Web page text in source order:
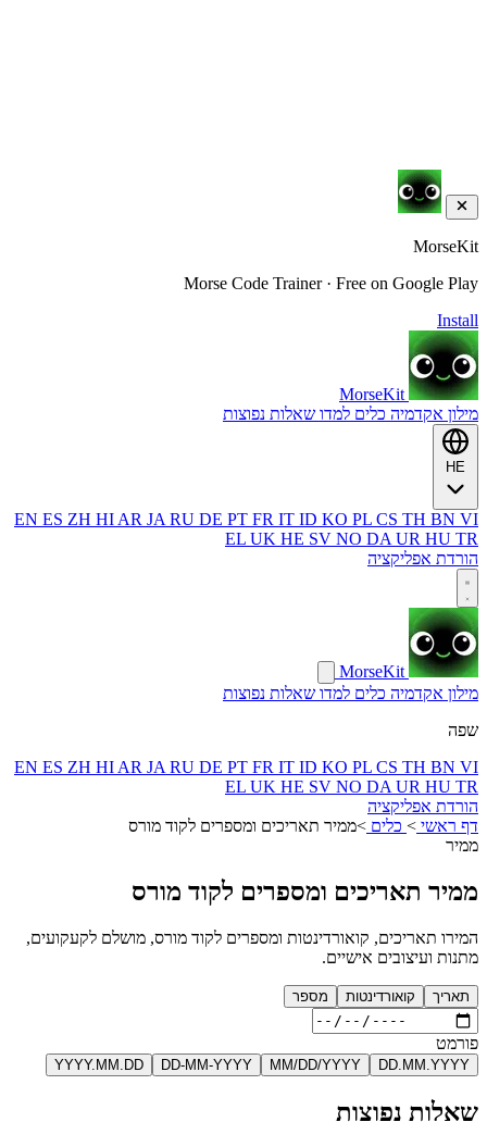
MorseKit
Morse Code Trainer · Free on Google Play
Install
MorseKit
מילון אקדמיה כלים למדו שאלות נפוצות
HE
EN ES ZH HI AR JA RU DE PT FR IT ID KO PL CS TH BN VI
EL UK HE SV NO DA UR HU TR
הורדת אפליקציה
MorseKit
מילון אקדמיה כלים למדו שאלות נפוצות
שפה
EN ES ZH HI AR JA RU DE PT FR IT ID KO PL CS TH BN VI
EL UK HE SV NO DA UR HU TR
הורדת אפליקציה
דף ראשי > כלים >ממיר תאריכים ומספרים לקוד מורס
ממיר
ממיר תאריכים ומספרים לקוד מורס
המירו תאריכים, קואורדינטות ומספרים לקוד מורס, מושלם לקעקועים,
מתנות ועיצובים אישיים.
תאריך קואורדינטות מספר
פורמט
DD.MM.YYYY
MM/DD/YYYY
DD-MM-YYYY
YYYY.MM.DD
שאלות נפוצות